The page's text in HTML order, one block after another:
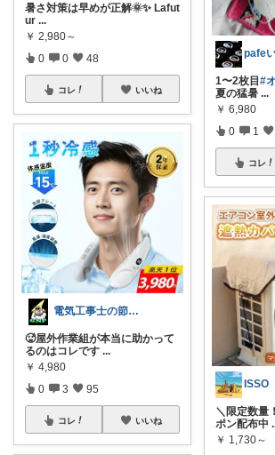
暑さ対策は早めが正解🌞✨ Lafut
ur ...
￥ 2,980～
0 0 48
コレ いいね
電気工事士の節電ROOM
🥵屋外作業組が本当に助かって
るのはコレです ...
￥ 4,980
0 3 95
コレ いいね
1〜2枚目 #
夏の猛暑 ...
￥ 6,980
0 1
コレ
ISSO
＼限定数量
ポン配布中
￥ 1,730～